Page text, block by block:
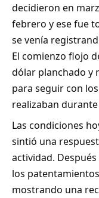
decidieron en
febrero y ese fue
se venía
El comienzo flojo
dólar planchado y
para seguir con
realizaban durante
Las condiciones
sintió una
actividad.
los
mostrando una